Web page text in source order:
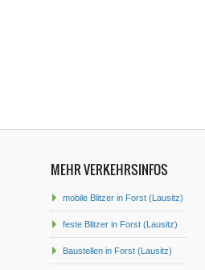
MEHR VERKEHRSINFOS
mobile Blitzer in Forst (Lausitz)
feste Blitzer in Forst (Lausitz)
Baustellen in Forst (Lausitz)